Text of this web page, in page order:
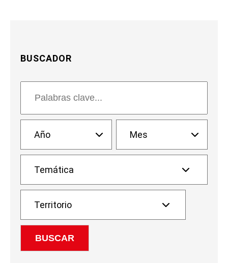
BUSCADOR